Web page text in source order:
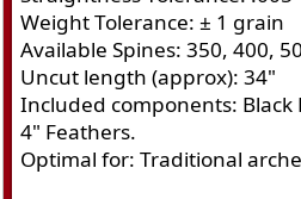
Weight Tolerance: ± 1 grain
Available Spines: 350, 400,
Uncut length (approx): 34"
Included components:
4" Feathers.
Optimal for: Traditional